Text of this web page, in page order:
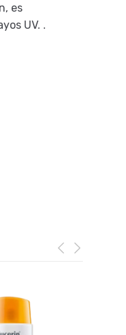
es
UV. .